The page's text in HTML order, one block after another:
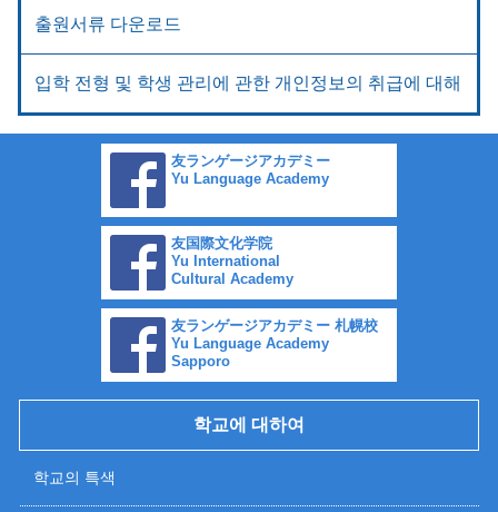
출원서류 다운로드
입학 전형 및 학생 관리에 관한 개인정보의 취급에 대해
友ランゲージアカデミー
Yu Language Academy
友国際文化学院
Yu International
Cultural Academy
友ランゲージアカデミー 札幌校
Yu Language Academy
Sapporo
학교에 대하여
학교의 특색